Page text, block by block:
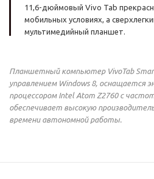
11,6-дюймовый Vivo Tab
мобильных условиях, а
мультимедийный планшет.
Планшетный компьютер VivoTab
управлением Windows 8, оснащается
процессором Intel Atom Z2760 с
обеспечивает высокую
времени автономной работы.